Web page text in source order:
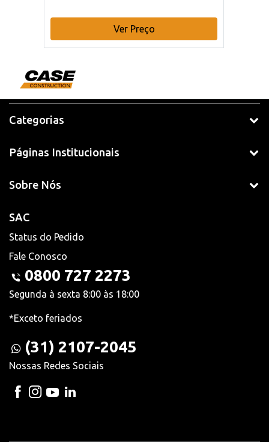
Ver Preço
Categorias
Páginas Institucionais
Sobre Nós
SAC
Status do Pedido
Fale Conosco
0800 727 2273
Segunda à sexta 8:00 às 18:00
*Exceto feriados
(31) 2107-2045
Nossas Redes Sociais